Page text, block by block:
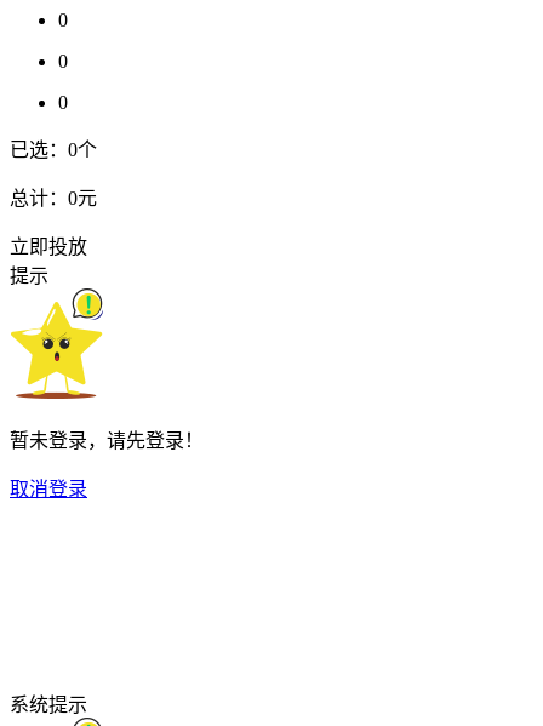
0
0
0
已选： 0个
总计： 0元
立即投放
提示
暂未登录，请先登录！
取消登录
系统提示